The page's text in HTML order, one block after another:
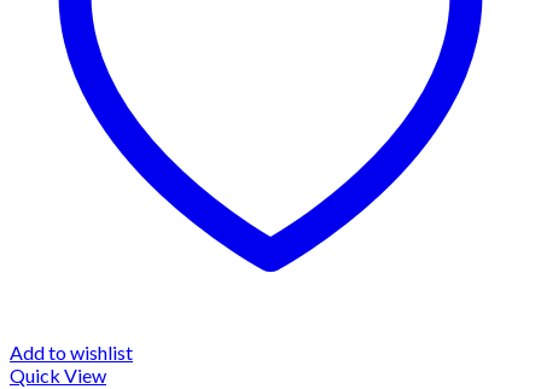
Add to wishlist
Quick View